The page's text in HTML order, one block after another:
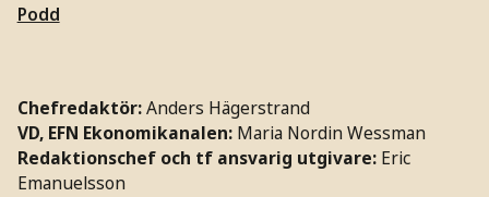
Podd
Chefredaktör:Anders Hägerstrand
VD, EFN Ekonomikanalen: Maria Nordin Wessman
Redaktionschef och tf ansvarig utgivare: Eric
Emanuelsson